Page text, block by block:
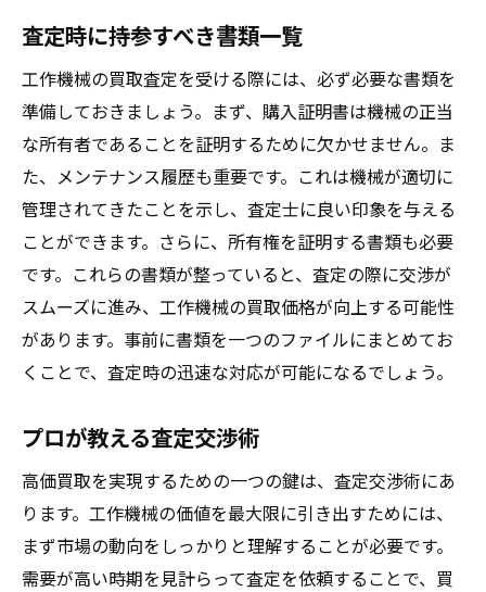
査定時に持参すべき書類一覧
工作機械の買取査定を受ける際には、必ず必要な書類を
準備しておきましょう。まず、購入証明書は機械の正当
な所有者であることを証明するために欠かせません。ま
た、メンテナンス履歴も重要です。これは機械が適切に
管理されてきたことを示し、査定士に良い印象を与える
ことができます。さらに、所有権を証明する書類も必要
です。これらの書類が整っていると、査定の際に交渉が
スムーズに進み、工作機械の買取価格が向上する可能性
があります。事前に書類を一つのファイルにまとめてお
くことで、査定時の迅速な対応が可能になるでしょう。
プロが教える査定交渉術
高価買取を実現するための一つの鍵は、査定交渉術にあ
ります。工作機械の価値を最大限に引き出すためには、
まず市場の動向をしっかりと理解することが必要です。
需要が高い時期を見計らって査定を依頼することで、買